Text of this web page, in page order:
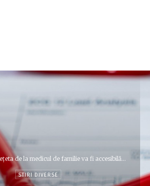
de la medicul de familie va fi accesibilă...
STIRI DIVERSE